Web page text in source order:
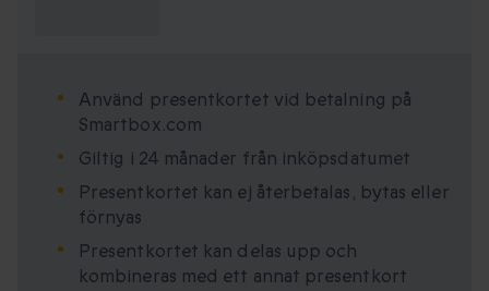
Använd presentkortet vid betalning på
Smartbox.com
Giltig i 24 månader från inköpsdatumet
Presentkortet kan ej återbetalas, bytas eller
förnyas
Presentkortet kan delas upp och
kombineras med ett annat presentkort